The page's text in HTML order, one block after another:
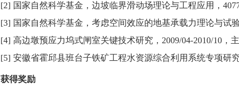
[2] 国家自然科学基金，边坡临界滑动场理论与工程应用，
[3] 国家自然科学基金，考虑空间效应的地基承载力理论与试验
[4] 高边墩预应力坞式闸室关键技术研究，2009/04-2010/10，主
[5] 安徽省霍邱县班台子铁矿工程水资源综合利用系统专项研
获得奖励